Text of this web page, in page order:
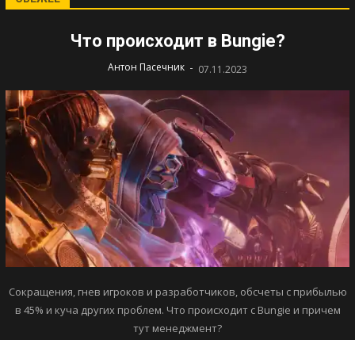
Что происходит в Bungie?
Антон Пасечник - 07.11.2023
Сокращения, гнев игроков и разработчиков, обсчеты с прибылью
в 45% и куча других проблем. Что происходит с Bungie и причем
тут менеджмент?